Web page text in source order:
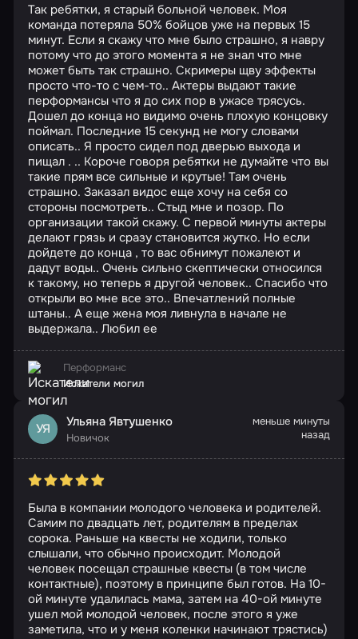
Так ребятки, я старый больной человек. Моя
команда потеряла 50% бойцов уже на первых 15
минут. Если я скажу что мне было страшно, я навру
потому что до этого момента я не знал что мне
может быть так страшно. Скримеры щву эффекты
просто что-то с чем-то.. Актеры выдают такие
перформансы что я до сих пор в ужасе трясусь.
Дошел до конца но видимо очень плохую концовку
поймал. Последние 15 секунд не могу словами
описать.. Я просто сидел под дверью выхода и
пищал . .. Короче говоря ребятки не думайте что вы
такие прям все сильные и крутые! Там очень
страшно. Заказал видос еще хочу на себя со
стороны посмотреть.. Стыд мне и позор. По
организации такой скажу. С первой минуты актеры
делают грязь и сразу становится жутко. Но если
дойдете до конца , то вас обнимут пожалеют и
дадут воды.. Очень сильно скептически относился
к такому, но теперь я другой человек.. Спасибо что
открыли во мне все это.. Впечатлений полные
штаны.. А еще жена моя ливнула в начале не
выдержала.. Любил ее
Перформанс
Искатели могил
УЯ Ульяна Явтушенко
Новичок
меньше минуты
назад
Была в компании молодого человека и родителей.
Самим по двадцать лет, родителям в пределах
сорока. Раньше на квесты не ходили, только
слышали, что обычно происходит. Молодой
человек посещал страшные квесты (в том числе
контактные), поэтому в принципе был готов. На 10-
ой минуте удалилась мама, затем на 40-ой минуте
ушел мой молодой человек, после этого я уже
заметила, что и у меня коленки начинают трястись)